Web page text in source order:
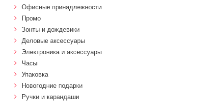
Офисные принадлежности
Промо
Зонты и дождевики
Деловые аксессуары
Электроника и аксессуары
Часы
Упаковка
Новогодние подарки
Ручки и карандаши